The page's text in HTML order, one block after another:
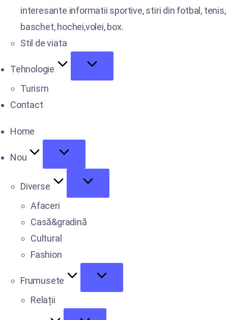
interesante informatii sportive, stiri din fotbal, tenis,
baschet, hochei,volei, box.
Stil de viata
Tehnologie
Turism
Contact
Home
Nou
Diverse
Afaceri
Casă&gradină
Cultural
Fashion
Frumusete
Relații